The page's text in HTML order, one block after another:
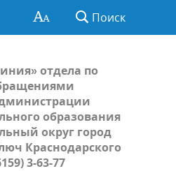
Поиск
отдела по
образования
округ город
Краснодарского
3-63-77